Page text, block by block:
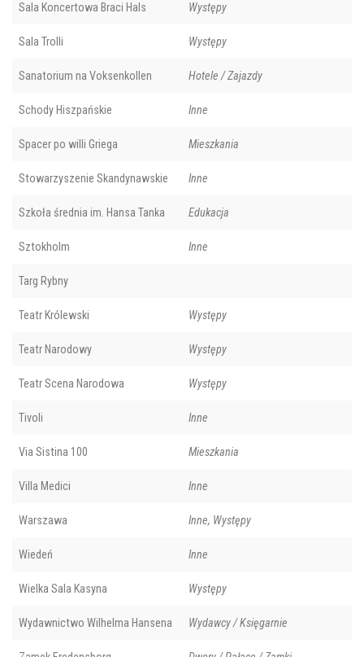
Sala Koncertowa Braci Hals Występy
Sala Trolli Występy
Sanatorium na Voksenkollen Hotele / Zajazdy
Schody Hiszpańskie Inne
Spacer po willi Griega Mieszkania
Stowarzyszenie Skandynawskie Inne
Szkoła średnia im. Hansa Tanka Edukacja
Sztokholm Inne
Targ Rybny
Teatr Królewski Występy
Teatr Narodowy Występy
Teatr Scena Narodowa Występy
Tivoli Inne
Via Sistina 100 Mieszkania
Villa Medici Inne
Warszawa Inne, Występy
Wiedeń Inne
Wielka Sala Kasyna Występy
Wydawnictwo Wilhelma Hansena Wydawcy / Księgarnie